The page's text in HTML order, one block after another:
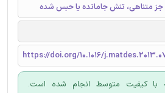
متناهی، تنش جامانده یا حبس شده
https://doi.org/10.1016/
با کیفیت متوسط انجام شده است.